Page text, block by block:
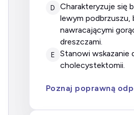
D
charakteryzuje się bólem w
lewym podbrzuszu,
nawracającymi
dreszczami.
E
stanowi wskazanie do
cholecystektomii.
Poznaj poprawną